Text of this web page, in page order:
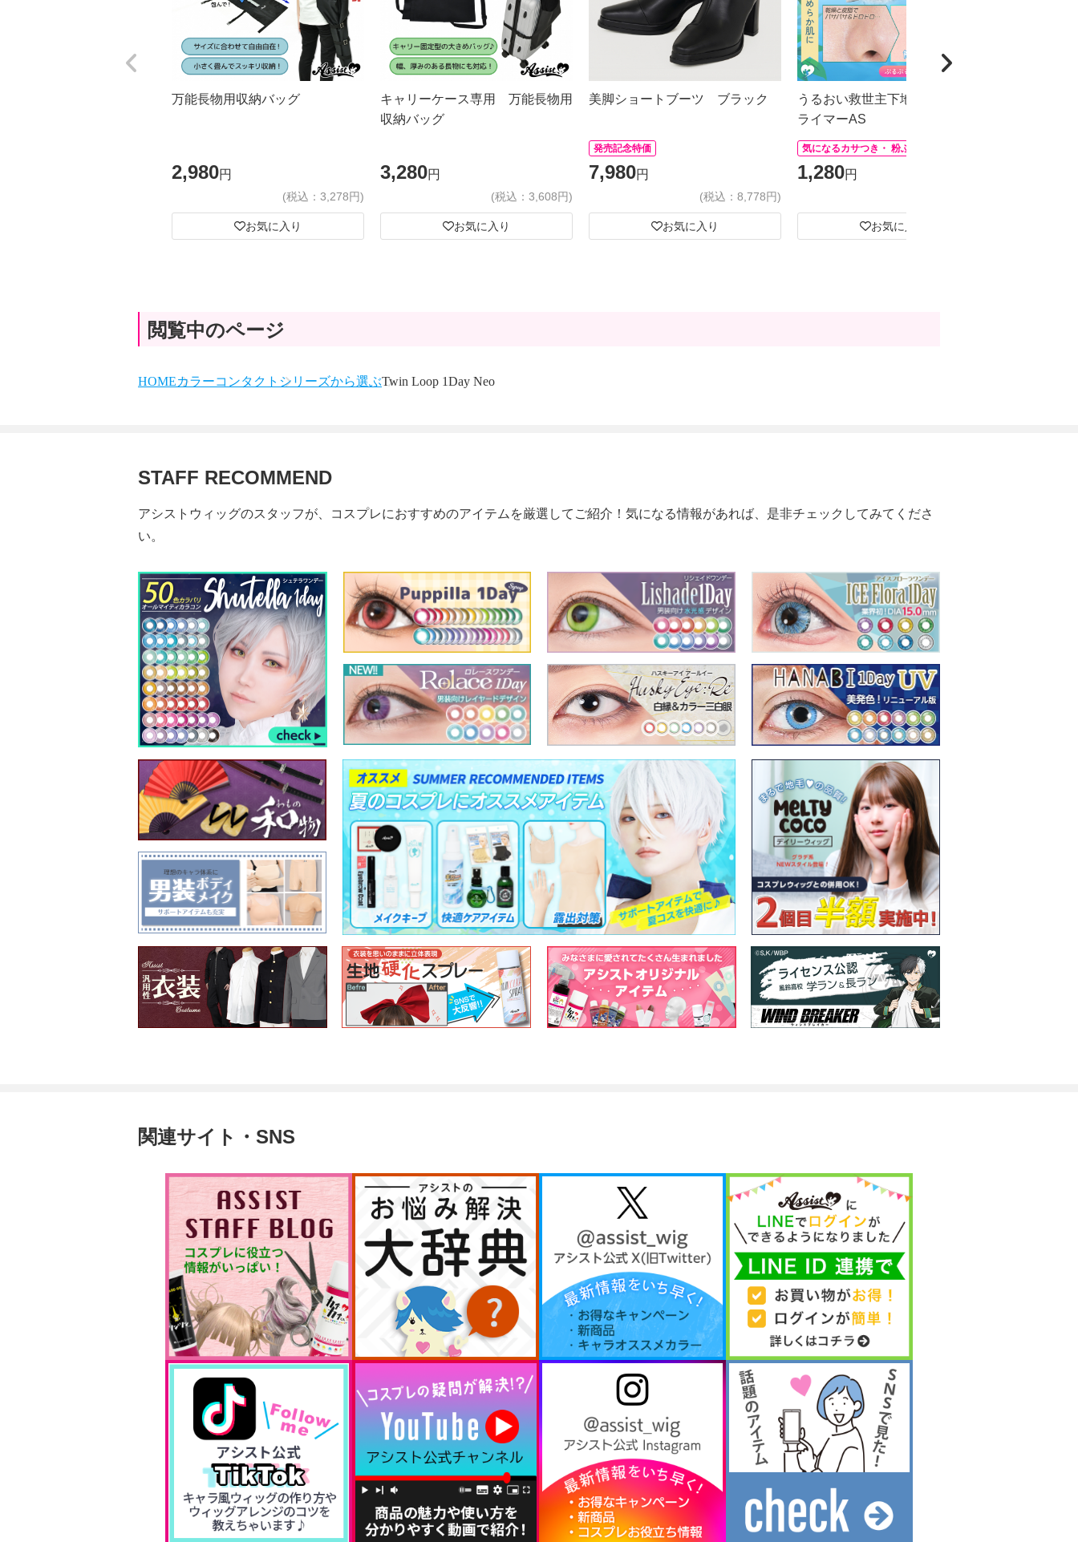
万能長物用収納バッグ
2,980円
(税込：3,278円)
お気に入り
キャリーケース専用 万能長物用
収納バッグ
3,280円
(税込：3,608円)
お気に入り
美脚ショートブーツ ブラック
発売記念特価
7,980円
(税込：8,778円)
お気に入り
うるおい救世主下地 ジェリープ
ライマーAS
気になるカサつき・ 粉ふきに
1,280円
お気に入り
閲覧中のページ
HOMEカラーコンタクト シリーズから選ぶTwin Loop 1Day Neo
STAFF RECOMMEND
アシストウィッグのスタッフが、コスプレにおすすめのアイテムを厳選してご紹介！気になる情報があれば、是非チェックしてみてくださ
い。
関連サイト・SNS